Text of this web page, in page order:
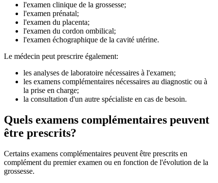
l'examen clinique de la grossesse;
l'examen prénatal;
l'examen du placenta;
l'examen du cordon ombilical;
l'examen échographique de la cavité utérine.
Le médecin peut prescrire également:
les analyses de laboratoire nécessaires à l'examen;
les examens complémentaires nécessaires au diagnostic ou à
la prise en charge;
la consultation d'un autre spécialiste en cas de besoin.
Quels examens complémentaires peuvent
être prescrits?
Certains examens complémentaires peuvent être prescrits en
complément du premier examen ou en fonction de l'évolution de la
grossesse.